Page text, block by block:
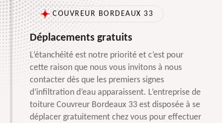
COUVREUR BORDEAUX 33
Déplacements gratuits
L’étanchéité est notre priorité et c’est pour
cette raison que nous vous invitons à nous
contacter dès que les premiers signes
d’infiltration d’eau apparaissent. L’entreprise de
toiture Couvreur Bordeaux 33 est disposée à se
déplacer gratuitement chez vous pour effectuer